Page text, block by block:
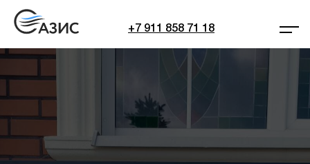
+7 911 858 71 18